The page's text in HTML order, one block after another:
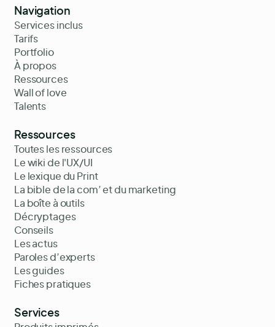
Navigation
Services inclus
Tarifs
Portfolio
À propos
Ressources
Wall of love
Talents
Ressources
Toutes les ressources
Le wiki de l'UX/UI
Le lexique du Print
La bible de la com’ et du marketing
La boîte à outils
Décryptages
Conseils
Les actus
Paroles d’experts
Les guides
Fiches pratiques
Services